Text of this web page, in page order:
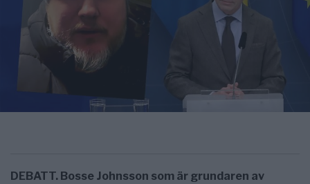
DEBATT. Bosse Johnsson som är grundaren av